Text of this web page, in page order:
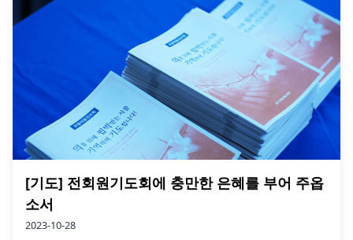
[기도] 전회원기도회에 충만한 은혜를 부어 주옵
소서
2023-10-28